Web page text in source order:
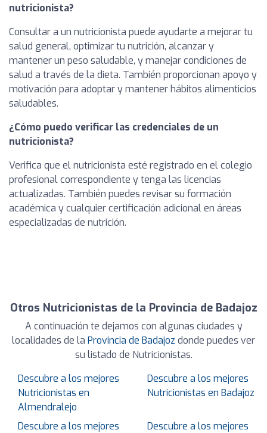
nutricionista?
Consultar a un nutricionista puede ayudarte a mejorar tu
salud general, optimizar tu nutrición, alcanzar y
mantener un peso saludable, y manejar condiciones de
salud a través de la dieta. También proporcionan apoyo y
motivación para adoptar y mantener hábitos alimenticios
saludables.
¿Cómo puedo verificar las credenciales de un
nutricionista?
Verifica que el nutricionista esté registrado en el colegio
profesional correspondiente y tenga las licencias
actualizadas. También puedes revisar su formación
académica y cualquier certificación adicional en áreas
especializadas de nutrición.
Otros Nutricionistas de la Provincia de Badajoz
A continuación te dejamos con algunas ciudades y
localidades de la Provincia de Badajoz donde puedes ver
su listado de Nutricionistas.
Descubre a los mejores
Nutricionistas en
Almendralejo
Descubre a los mejores
Nutricionistas en Badajoz
Descubre a los mejores
Descubre a los mejores